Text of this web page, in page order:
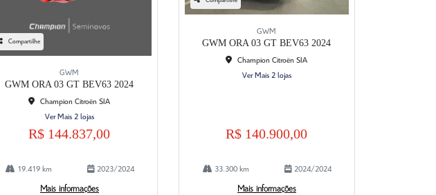
Compartilhe
GWM
GWM ORA 03 GT BEV63 2024
Champion Citroën SIA
Ver Mais 2 lojas
R$ 144.837,00
19.419 km 2023/2024
Mais informações
GWM
GWM ORA 03 GT BEV63 2024
Champion Citroën SIA
Ver Mais 2 lojas
R$ 140.900,00
33.300 km 2024/2024
Mais informações